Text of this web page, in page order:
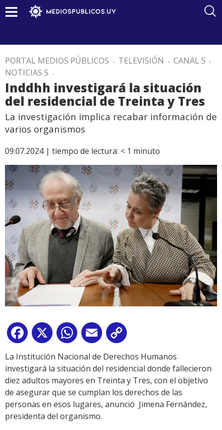
PORTAL MEDIOS PÚBLICOS . TELEVISIÓN . CANAL 5 .
NOTICIAS 5 .
Inddhh investigará la situación
del residencial de Treinta y Tres
La investigación implica recabar información de
varios organismos
09.07.2024 | tiempo de lectura: < 1 minuto
Facebook
X WhatsApp
Email
Link
La Institución Nacional de Derechos Humanos
investigará la situación del residencial donde fallecieron
diez adultos mayores en Treinta y Tres, con el objetivo
de asegurar que se cumplan los derechos de las
personas en esos lugares, anunció Jimena Fernández,
presidenta del organismo.